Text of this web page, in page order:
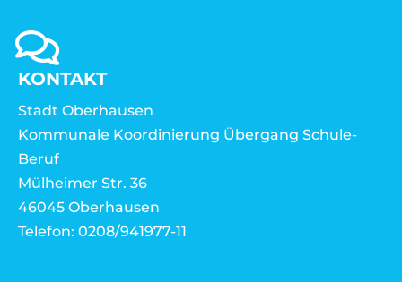
KONTAKT
Stadt Oberhausen
Kommunale Koordinierung Übergang Schule-
Beruf
Mülheimer Str. 36
46045 Oberhausen
Telefon: 0208/941977-11